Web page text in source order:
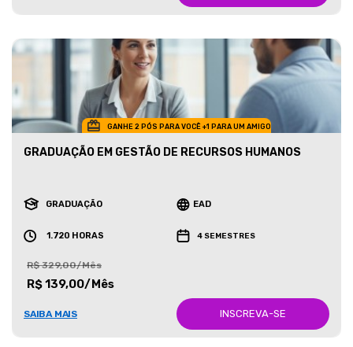
GANHE 2 PÓS PARA VOCÊ +1 PARA UM AMIGO
GRADUAÇÃO EM GESTÃO DE RECURSOS HUMANOS
GRADUAÇÃO EAD
1.720 HORAS 4 SEMESTRES
R$ 329,00/Mês
R$ 139,00/Mês
SAIBA MAIS INSCREVA-SE